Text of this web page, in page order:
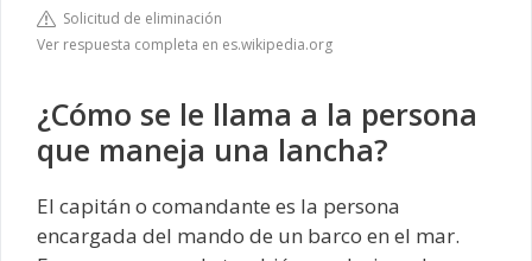
Solicitud de eliminación
Ver respuesta completa en es.wikipedia.org
¿Cómo se le llama a la persona
que maneja una lancha?
El capitán o comandante es la persona
encargada del mando de un barco en el mar.